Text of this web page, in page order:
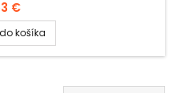
€
košíka